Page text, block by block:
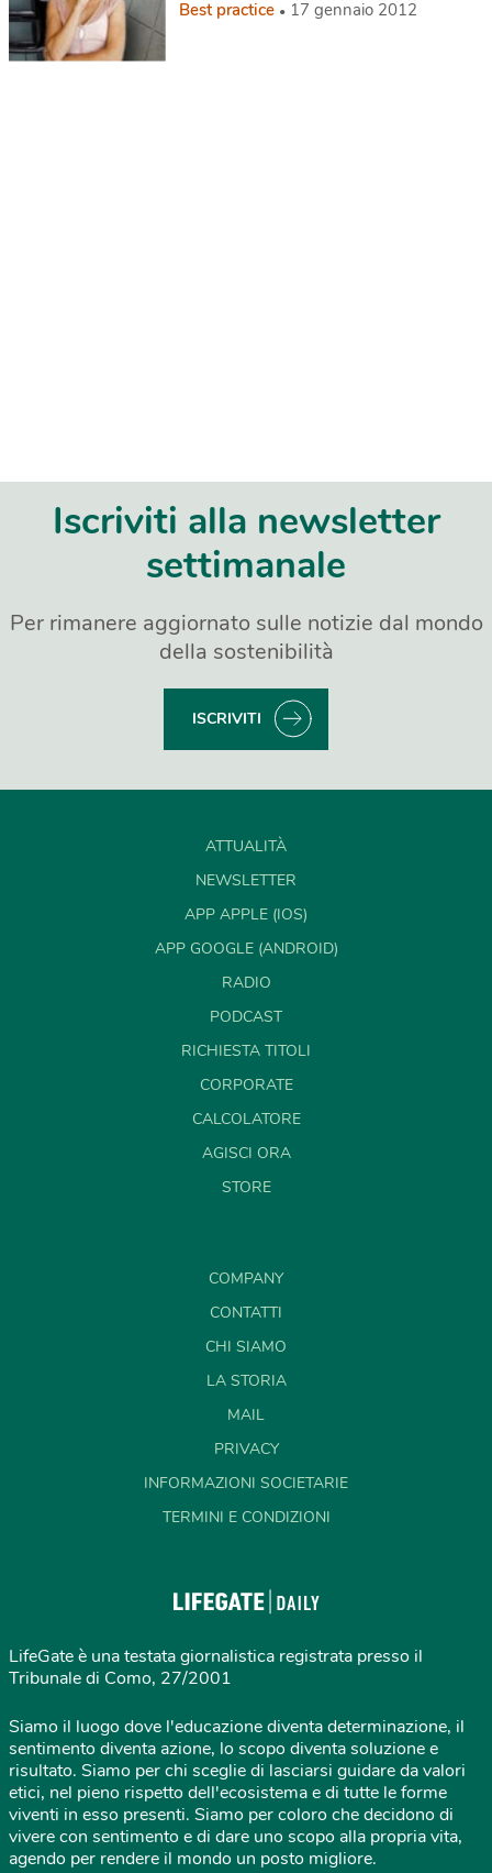
Best practice 17 gennaio 2012
Iscriviti alla newsletter
settimanale
Per rimanere aggiornato sulle notizie dal mondo
della sostenibilità
ISCRIVITI
ATTUALITÀ
NEWSLETTER
APP APPLE (IOS)
APP GOOGLE (ANDROID)
RADIO
PODCAST
RICHIESTA TITOLI
CORPORATE
CALCOLATORE
AGISCI ORA
STORE
COMPANY
CONTATTI
CHI SIAMO
LA STORIA
MAIL
PRIVACY
INFORMAZIONI SOCIETARIE
TERMINI E CONDIZIONI
LifeGate è una testata giornalistica registrata presso il
Tribunale di Como, 27/2001
Siamo il luogo dove l'educazione diventa determinazione, il
sentimento diventa azione, lo scopo diventa soluzione e
risultato. Siamo per chi sceglie di lasciarsi guidare da valori
etici, nel pieno rispetto dell'ecosistema e di tutte le forme
viventi in esso presenti. Siamo per coloro che decidono di
vivere con sentimento e di dare uno scopo alla propria vita,
agendo per rendere il mondo un posto migliore.